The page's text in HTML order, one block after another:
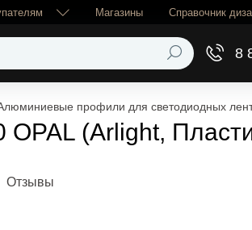
Магазины Справочник
8
профили для светодиодных
(Arlight,
Отзывы